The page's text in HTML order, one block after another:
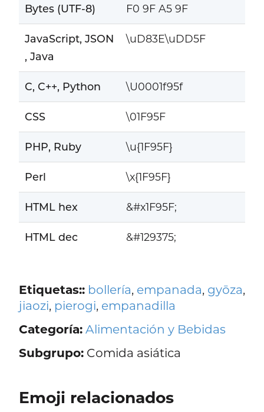
Bytes (UTF-8) F0 9F A5 9F
JavaScript, JSON
, Java
\uD83E\uDD5F
C, C++, Python \U0001f95f
CSS \01F95F
PHP, Ruby \u{1F95F}
Perl \x{1F95F}
HTML hex &#x1F95F;
HTML dec &#129375;
Etiquetas:: bollería, empanada, gyōza,
jiaozi, pierogi, empanadilla
Categoría: Alimentación y Bebidas
Subgrupo:Comida asiática
Emoji relacionados